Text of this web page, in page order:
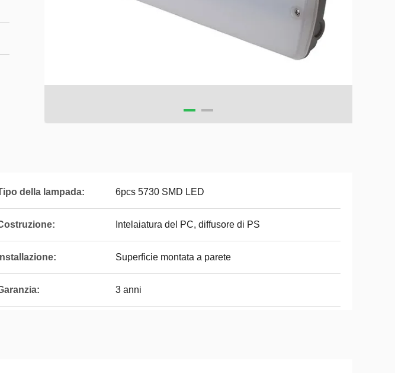
della lampada: 6pcs 5730 SMD LED
Intelaiatura del PC, diffusore di PS
Installazione: Superficie montata a parete
3 anni